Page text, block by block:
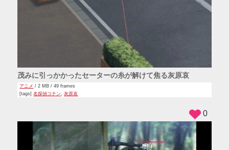
茂みに引っかかったセーターの糸が解けて焦る灰原哀
アニメ / 2 MB / 49 frames
[tags]名探偵コナン ,灰原哀
0